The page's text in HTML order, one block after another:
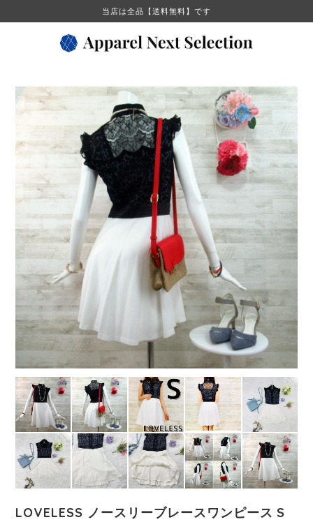
当店は全品【送料無料】です
LOVELESS ノースリーブレースワンピース S